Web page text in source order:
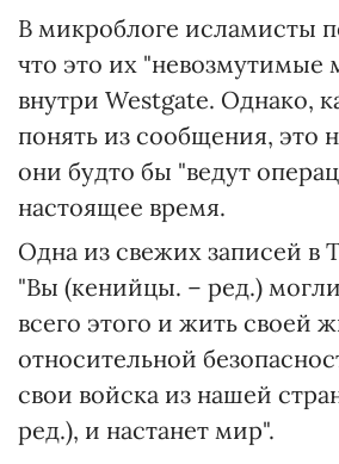
В микроблоге исламисты
что это их "невозмутимые
внутри Westgate. Однако,
понять из сообщения, это
они будто бы "ведут
настоящее время.
Одна из свежих записей в
"Вы (кенийцы. – ред.)
всего этого и жить своей
относительной
свои войска из нашей
ред.), и настанет мир".